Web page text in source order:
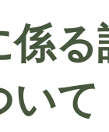
係る
い